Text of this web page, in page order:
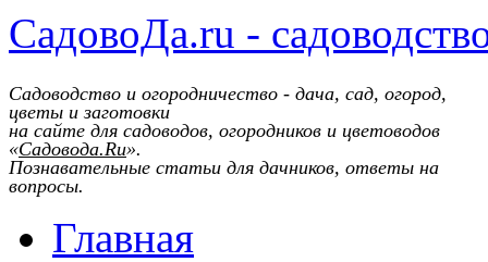
СадовоДа.ru -
Садоводство и огородничество - дача, сад, огород,
цветы и заготовки
на сайте для садоводов, огородников и цветоводов
«Садовода.Ru».
Познавательные статьи для дачников, ответы на
вопросы.
Главная